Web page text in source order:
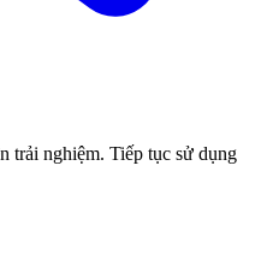
trải nghiệm. Tiếp tục sử dụng